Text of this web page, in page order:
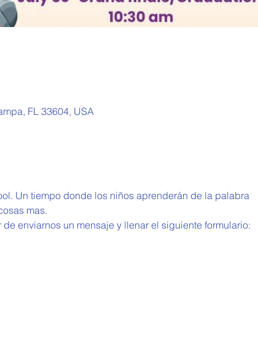
FL 33604, USA
Un tiempo donde los niños aprenderán de la palabra
mas.
enviarnos un mensaje y llenar el siguiente formulario: